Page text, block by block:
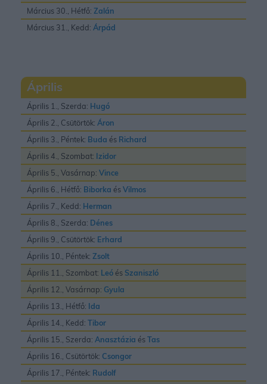
Március 30., Hétfő: Zalán
Március 31., Kedd: Árpád
Április
Április 1., Szerda: Hugó
Április 2., Csütörtök: Áron
Április 3., Péntek: Buda és Richard
Április 4., Szombat: Izidor
Április 5., Vasárnap: Vince
Április 6., Hétfő: Biborka ésVilmos
Április 7., Kedd: Herman
Április 8., Szerda: Dénes
Április 9., Csütörtök: Erhard
Április 10., Péntek: Zsolt
Április 11., Szombat: Leó és Szaniszló
Április 12., Vasárnap: Gyula
Április 13., Hétfő: Ida
Április 14., Kedd: Tibor
Április 15., Szerda: Anasztázia ésTas
Április 16., Csütörtök: Csongor
Április 17., Péntek: Rudolf